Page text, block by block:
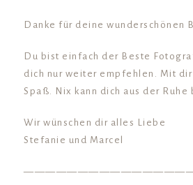
Danke für deine wunderschönen
Du bist einfach der Beste
dich nur weiter empfehlen. Mit
Spaß. Nix kann dich aus der Ruhe
Wir wünschen dir alles Liebe
Stefanie und Marcel